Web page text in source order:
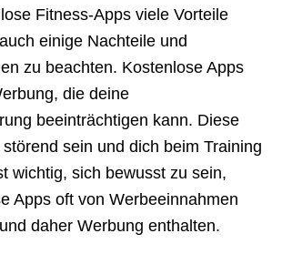
Fitness-Apps viele Vorteile
einige Nachteile und
zu beachten. Kostenlose Apps
die deine
beeinträchtigen kann. Diese
sein und dich beim Training
wichtig, sich bewusst zu sein,
Apps oft von Werbeeinnahmen
daher Werbung enthalten.